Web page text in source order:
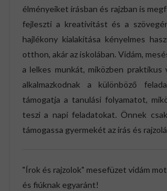
élményeiket írásban és rajzban is
fejleszti a kreativitást és a
hajlékony kialakítása kényelmes
otthon, akár az iskolában. Vidám,
a lelkes munkát, miközben praktikus
alkalmazkodnak a különböző
támogatja a tanulási folyamatot,
teszi a napi feladatokat. Önnek
támogassa gyermekét az írás és
"Írok és rajzolok" mesefüzet vidám
és fiúknak egyaránt!